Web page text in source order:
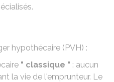
hypothécaire (PVH) :
" classique " : aucun
la vie de l'emprunteur. Le